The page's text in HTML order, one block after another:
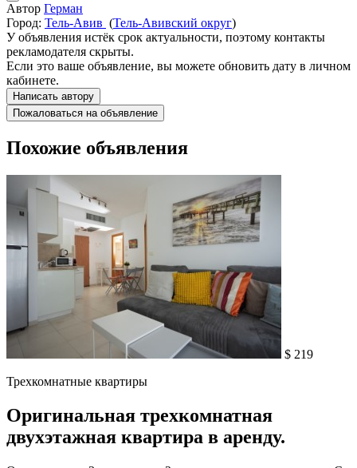
Автор Герман
Город: Тель-Авив (Тель-Авивский округ)
У объявления истёк срок актуальности, поэтому контакты
рекламодателя скрыты.
Если это ваше объявление, вы можете обновить дату в личном
кабинете.
Написать автору
Пожаловаться на объявление
Похожие объявления
$ 219
Трехкомнатные квартиры
Оригинальная трехкомнатная
двухэтажная квартира в аренду.